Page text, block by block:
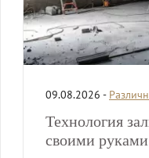
09.08.2026 -
Технология
своими руками